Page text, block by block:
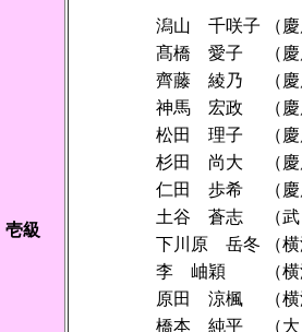
壱級
潟山 千咲子
（
髙橋 愛子
（
齊藤 綾乃
（
神馬 宏政
（
松田 理子
（
杉田 尚大
（
仁田 歩希
（
土谷 蒼志
（
下川原 岳冬
（
李 岫穎
（
原田 涼楓
（
橋本 純平
（